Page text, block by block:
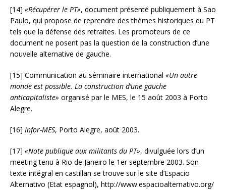
[14] «Récupérer le PT», document présenté publiquement à Sao
Paulo, qui propose de reprendre des thèmes historiques du PT
tels que la défense des retraites. Les promoteurs de ce
document ne posent pas la question de la construction d’une
nouvelle alternative de gauche.
[15] Communication au séminaire international «Un autre
monde est possible. La construction d’une gauche
anticapitaliste» organisé par le MES, le 15 août 2003 à Porto
Alegre.
[16] Infor-MES, Porto Alegre, août 2003.
[17] «Note publique aux militants du PT», divulguée lors d’un
meeting tenu à Rio de Janeiro le 1er septembre 2003. Son
texte intégral en castillan se trouve sur le site d’Espacio
Alternativo (Etat espagnol), http://www.espacioalternativo.org/